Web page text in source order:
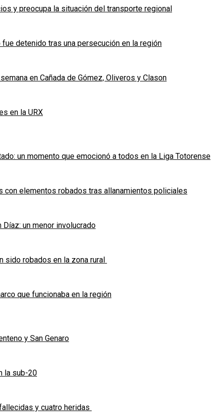
y preocupa la situación del transporte regional
detenido tras una persecución en la región
en Cañada de Gómez, Oliveros y Clason
en la URX
un momento que emocionó a todos en la Liga Totorense
elementos robados tras allanamientos policiales
un menor involucrado
sido robados en la zona rural
que funcionaba en la región
y San Genaro
la sub-20
y cuatro heridas